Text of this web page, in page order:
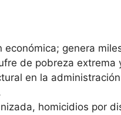
económica; genera
de pobreza extrema
en la
homicidios por